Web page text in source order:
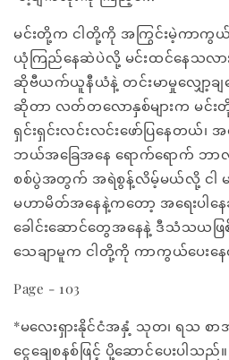
မင်းတို့က ငါတို့ကို အကြွင်းမဲ့ကာကွ
ယုံကြည်နေဆဲပဲလို့ မင်းထင်နေသလာ
ဆိုဗီယက်ယူနီယံနဲ့ တင်းမာမှုလျှော့ချရ
ဆိုတာ လတ်တလောနှစ်များက မင်း
ရှင်းရှင်းလင်းလင်းဖော်ပြနေတယ်
ဘယ်အခြေအနေ ရောက်ရောက် ဘာ
စစ်ပွဲအတွက် အရဲစွန့်လိမ့်မယ်လို့ ငါ မ
မဟာမိတ်အနေနဲ့ကတော့ အရေးပါ
ခေါင်းဆောင်တွေအနေနဲ့ ဒီသံသယဖြ
သေချာမူက ငါတို့ကို ကာကွယ်ပေးနေ
Page - 103
*မလေးရှားနိုင်ငံအနှံ့ သုတ၊ ရသ စာအု
ငွေချေစနစ်ဖြင့် ပို့ဆောင်ပေးပါသည်။